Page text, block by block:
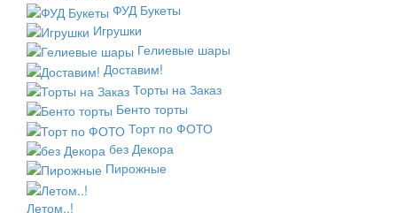
ФУД Букеты
Игрушки
Гелиевые шары
Доставим!
Торты на Заказ
Бенто торты
Торт по ФОТО
без Декора
Пирожные
Летом..!